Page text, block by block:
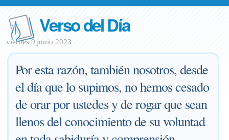
Verso del Día
viernes 9 junio 2023
Por esta razón, también nosotros, desde
el día que lo supimos, no hemos cesado
de orar por ustedes y de rogar que sean
llenos del conocimiento de su voluntad